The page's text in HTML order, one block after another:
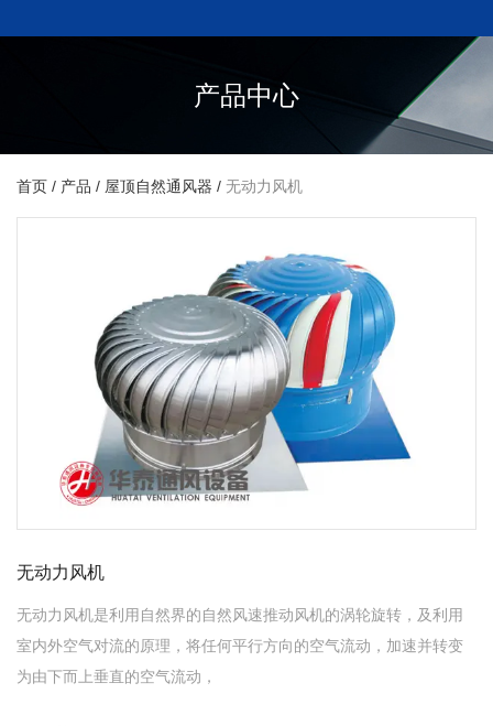
产品中心
首页 / 产品 / 屋顶自然通风器 / 无动力风机
无动力风机
无动力风机是利用自然界的自然风速推动风机的涡轮旋转，及利用
室内外空气对流的原理，将任何平行方向的空气流动，加速并转变
为由下而上垂直的空气流动，